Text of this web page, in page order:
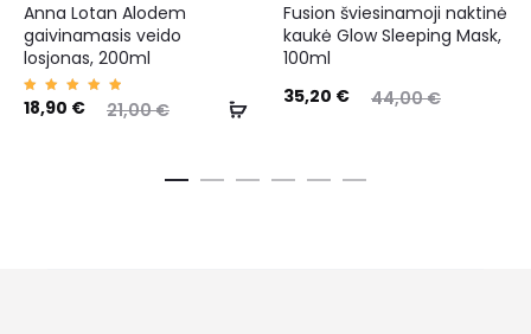
Anna Lotan Alodem
gaivinamasis veido
losjonas, 200ml
Įvertin
imas:
21,00€
18,90 €
Fusion šviesinamoji naktinė
kaukė Glow Sleeping Mask,
100ml
44,00€
35,20 €